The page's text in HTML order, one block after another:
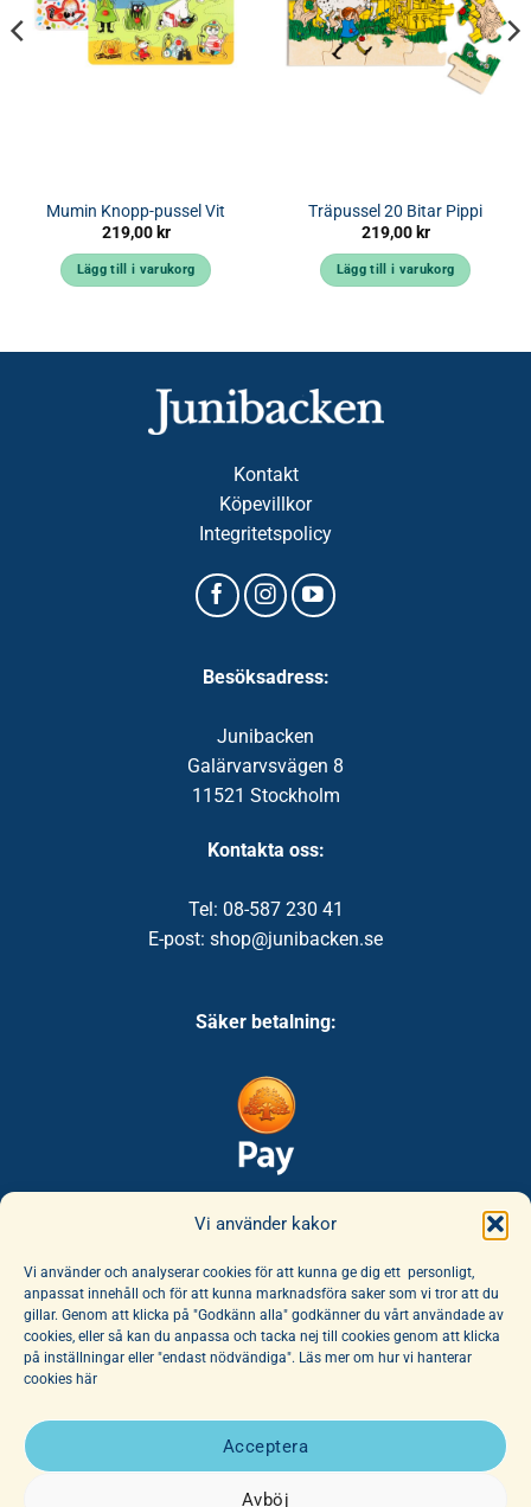
Vi använder kakor
Vi använder och analyserar cookies för att kunna ge dig ett personligt,
anpassat innehåll och för att kunna marknadsföra saker som vi tror att du
gillar. Genom att klicka på "Godkänn alla" godkänner du vårt användade av
cookies, eller så kan du anpassa och tacka nej till cookies genom att klicka
på inställningar eller "endast nödvändiga". Läs mer om hur vi hanterar
cookies här
Acceptera
Avböj
Mumin Knopp-pussel Vit
219,00 kr
Lägg till i varukorg
Träpussel 20 Bitar Pippi
219,00 kr
Lägg till i varukorg
Kontakt
Köpevillkor
Integritetspolicy
Besöksadress:
Junibacken
Galärvarvsvägen 8
11521 Stockholm
Kontakta oss:
Tel: 08-587 230 41
E-post: shop@junibacken.se
Säker betalning:
Säker leverans:
utvalda av vår hängivna personal. Vi har dessutom ett stort utbud